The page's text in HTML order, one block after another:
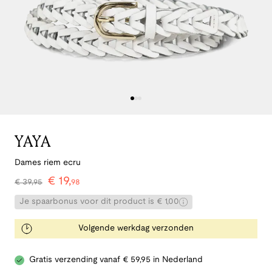
YAYA
Dames riem ecru
€39,95 € 19,98
Je spaarbonus voor dit product is € 1,00
Volgende werkdag verzonden
Gratis verzending vanaf € 59,95 in Nederland